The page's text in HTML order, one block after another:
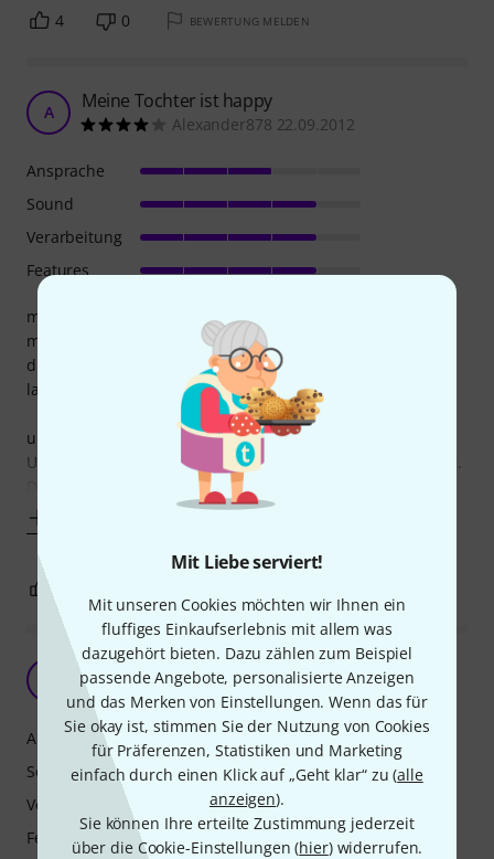
Mit Liebe serviert!
Mit unseren Cookies möchten wir Ihnen ein
fluffiges Einkaufserlebnis mit allem was
dazugehört bieten. Dazu zählen zum Beispiel
passende Angebote, personalisierte Anzeigen
und das Merken von Einstellungen. Wenn das für
Sie okay ist, stimmen Sie der Nutzung von Cookies
für Präferenzen, Statistiken und Marketing
einfach durch einen Klick auf „Geht klar“ zu (alle
anzeigen).
Sie können Ihre erteilte Zustimmung jederzeit
über die Cookie-Einstellungen (hier) widerrufen.
4 0 BEWERTUNG MELDEN
A Meine Tochter ist happy
Alexander878 22.09.2012
meine julia spielt seit etwa einem halben jahr und sie
macht sehr gute fortschritte... zum ersten antesten war es
die richtige entscheidung, das preisleistungsverhaeltnis
laesst nichts zu wuenschen uebrig.
update Jan2016: heute ist die floete also 3.5 Jahre alt.
Unsere Tochter spielt 2-3 in der Woche jeweils eine Stunde.
Die meisten Klappen sind heute
Ansprache
Sound
Verarbeitung
Features
Nettes Einstiegsmodell
Britta 03.11.2009
Ansprache
Sound
Verarbeitung
Features